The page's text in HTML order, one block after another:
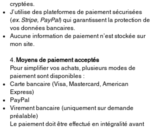
cryptées.
J’utilise des plateformes de paiement sécurisées
(ex. Stripe, PayPal) qui garantissent la protection de
vos données bancaires.
Aucune information de paiement n’est stockée sur
mon site.
4. Moyens de paiement acceptés
Pour simplifier vos achats, plusieurs modes de
paiement sont disponibles :
Carte bancaire (Visa, Mastercard, American
Express)
PayPal
Virement bancaire (uniquement sur demande
préalable)
Le paiement doit être effectué en intégralité avant